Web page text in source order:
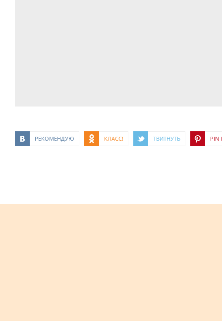
РЕКОМЕНДУЮ КЛАСС! ТВИТНУТЬ PIN